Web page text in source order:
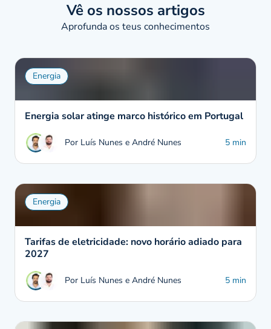
Vê os nossos artigos
Aprofunda os teus conhecimentos
Energia
Energia solar atinge marco histórico em Portugal
Por Luís Nunes e André Nunes 5 min
Energia
Tarifas de eletricidade: novo horário adiado para
2027
Por Luís Nunes e André Nunes 5 min